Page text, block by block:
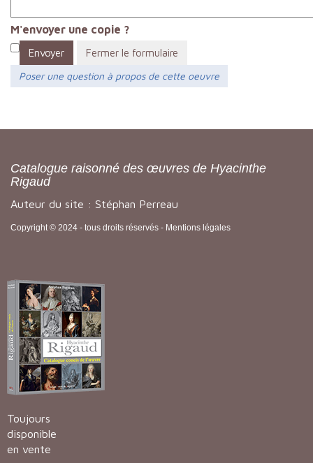
M'envoyer une copie ?
Envoyer
Fermer le formulaire
Poser une question à propos de cette oeuvre
Catalogue raisonné des œuvres de Hyacinthe
Rigaud
Auteur du site : Stéphan Perreau
Copyright © 2024 - tous droits réservés - Mentions légales
Toujours
disponible
en vente